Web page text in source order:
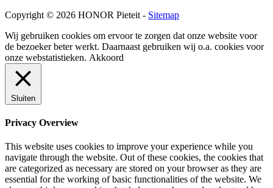
Copyright © 2026 HONOR Pieteit - Sitemap
Wij gebruiken cookies om ervoor te zorgen dat onze website voor
de bezoeker beter werkt. Daarnaast gebruiken wij o.a. cookies voor
onze webstatistieken. Akkoord
Sluiten
Privacy Overview
This website uses cookies to improve your experience while you
navigate through the website. Out of these cookies, the cookies that
are categorized as necessary are stored on your browser as they are
essential for the working of basic functionalities of the website. We